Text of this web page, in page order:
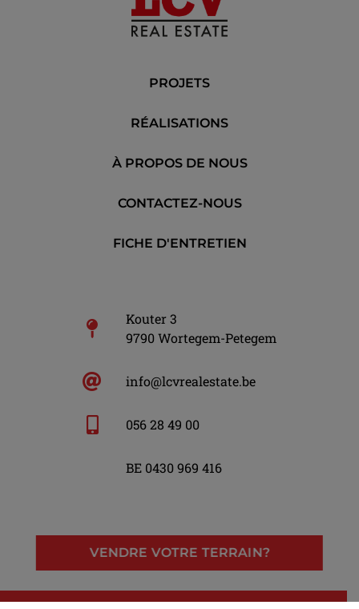
PROJETS
RÉALISATIONS
À PROPOS DE NOUS
CONTACTEZ-NOUS
FICHE D'ENTRETIEN
Kouter 3
9790 Wortegem-Petegem
info@lcvrealestate.be
056 28 49 00
BE 0430 969 416
VENDRE VOTRE TERRAIN?